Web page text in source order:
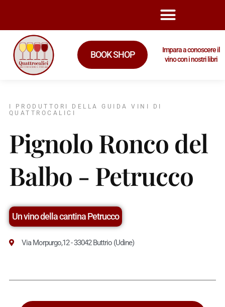
BOOK SHOP
Impara a conoscere il
vino con i nostri libri
I PRODUTTORI DELLA GUIDA VINI DI
QUATTROCALICI
Pignolo Ronco del
Balbo - Petrucco
Un vino della cantina Petrucco
Via Morpurgo,12 - 33042 Buttrio (Udine)